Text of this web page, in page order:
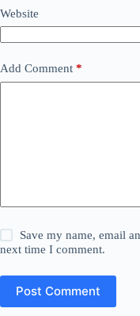
Website
Add Comment *
Save my name, email
next time I comment.
Post Comment